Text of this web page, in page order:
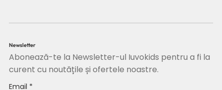
Newsletter
Abonează-te la Newsletter-ul Iuvokids pentru a fi la
curent cu noutățile și ofertele noastre.
Email *